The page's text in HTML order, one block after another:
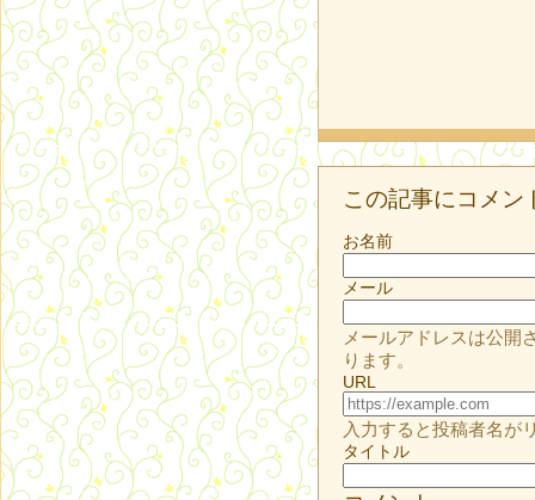
この記事にコメン
お名前
メール
メールアドレスは公開
ります。
URL
入力すると投稿者名が
タイトル